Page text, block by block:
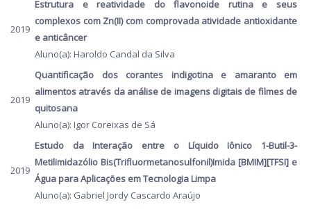
2019
Estrutura e reatividade do flavonoide rutina e seus
complexos com Zn(II) com comprovada atividade antioxidante
e anticâncer
Aluno(a): Haroldo Candal da Silva
2019
Quantificação dos corantes indigotina e amaranto em
alimentos através da análise de imagens digitais de filmes de
quitosana
Aluno(a): Igor Coreixas de Sá
2019
Estudo da Interação entre o Líquido Iônico 1-Butil-3-
Metilimidazólio Bis(Trifluormetanosulfonil)Imida [BMIM][TFSI] e
Água para Aplicações em Tecnologia Limpa
Aluno(a): Gabriel Jordy Cascardo Araújo